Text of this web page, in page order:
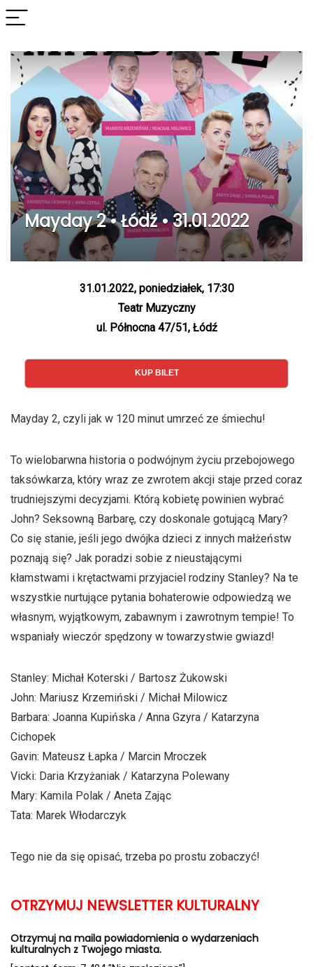
Mayday 2 • Łódź • 31.01.2022
31.01.2022, poniedziałek, 17:30
Teatr Muzyczny
ul. Północna 47/51, Łódź
KUP BILET
Mayday 2, czyli jak w 120 minut umrzeć ze śmiechu!
To wielobarwna historia o podwójnym życiu przebojowego
taksówkarza, który wraz ze zwrotem akcji staje przed coraz
trudniejszymi decyzjami. Którą kobietę powinien wybrać
John? Seksowną Barbarę, czy doskonale gotującą Mary?
Co się stanie, jeśli jego dwójka dzieci z innych małżeństw
poznają się? Jak poradzi sobie z nieustającymi
kłamstwami i krętactwami przyjaciel rodziny Stanley? Na te
wszystkie nurtujące pytania bohaterowie odpowiedzą we
własnym, wyjątkowym, zabawnym i zawrotnym tempie! To
wspaniały wieczór spędzony w towarzystwie gwiazd!
Stanley: Michał Koterski / Bartosz Żukowski
John: Mariusz Krzemiński / Michał Milowicz
Barbara: Joanna Kupińska / Anna Gzyra / Katarzyna
Cichopek
Gavin: Mateusz Łapka / Marcin Mroczek
Vicki: Daria Krzyżaniak / Katarzyna Polewany
Mary: Kamila Polak / Aneta Zając
Tata: Marek Włodarczyk
Tego nie da się opisać, trzeba po prostu zobaczyć!
OTRZYMUJ NEWSLETTER KULTURALNY
Otrzymuj na maila powiadomienia o wydarzeniach
kulturalnych z Twojego miasta.